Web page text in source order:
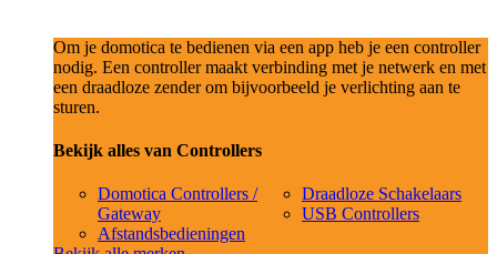
Om je domotica te bedienen via een app heb je een controller
nodig. Een controller maakt verbinding met je netwerk en met
een draadloze zender om bijvoorbeeld je verlichting aan te
sturen.
Bekijk alles van Controllers
Domotica Controllers /
Gateway
Afstandsbedieningen
Draadloze Schakelaars
USB Controllers